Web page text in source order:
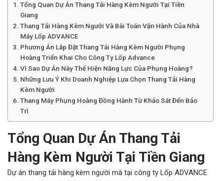
Tổng Quan Dự Án Thang Tải Hàng Kèm Người Tại Tiền
Giang
Thang Tải Hàng Kèm Người Và Bài Toán Vận Hành Của Nhà
Máy Lốp ADVANCE
Phương Án Lắp Đặt Thang Tải Hàng Kèm Người Phụng
Hoàng Triển Khai Cho Công Ty Lốp Advance
Vì Sao Dự Án Này Thể Hiện Năng Lực Của Phụng Hoàng?
Những Lưu Ý Khi Doanh Nghiệp Lựa Chọn Thang Tải Hàng
Kèm Người
Thang Máy Phụng Hoàng Đồng Hành Từ Khảo Sát Đến Bảo
Trì
Tổng Quan Dự Án Thang Tải
Hàng Kèm Người Tại Tiền Giang
Dự án thang tải hàng kèm người mà tại công ty Lốp ADVANCE